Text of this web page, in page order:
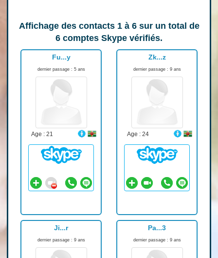
Affichage des contacts 1 à 6sur un total de
6 comptes Skype vérifiés.
Fu...y
dernier passage : 5 ans
Age : 21
Zk...z
dernier passage : 9 ans
Age : 24
Ji...r
dernier passage : 9 ans
Pa...3
dernier passage : 9 ans